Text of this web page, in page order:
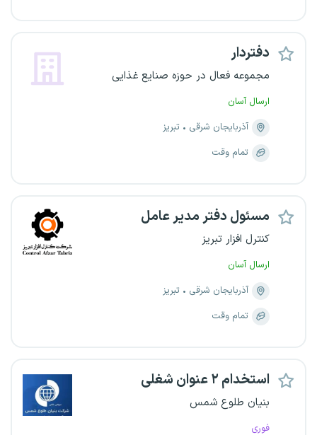
دفتردار
مجموعه فعال در حوزه صنایع غذایی
ارسال آسان
آذربایجان شرقی
تبریز
تمام وقت
مسئول دفتر مدیر عامل
کنترل افزار تبریز
ارسال آسان
آذربایجان شرقی
تبریز
تمام وقت
استخدام ۲ عنوان شغلی
بنیان طلوع شمس
فوری